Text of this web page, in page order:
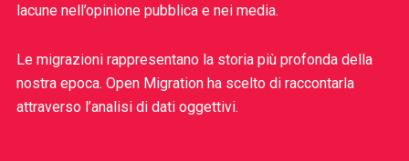
lacune nell’opinione pubblica e nei media.
Le migrazioni rappresentano la storia più profonda della
nostra epoca. Open Migration ha scelto di raccontarla
attraverso l’analisi di dati oggettivi.